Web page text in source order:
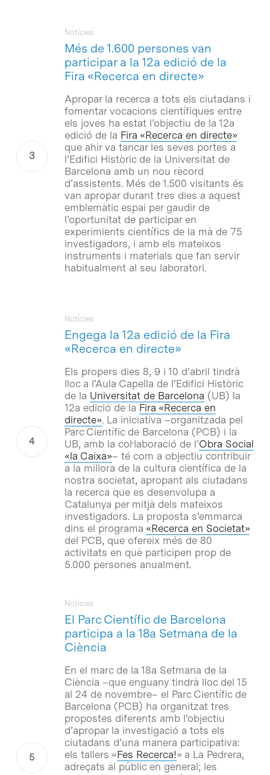
Més de 1.600 persones van
participar a la 12a edició de la
Fira «Recerca en directe»
Notícies
Apropar la recerca a tots els ciutadans i
fomentar vocacions científiques entre
els joves ha estat l’objectiu de la 12a
edició de la Fira «Recerca en directe»
que ahir va tancar les seves portes a
l’Edifici Històric de la Universitat de
Barcelona amb un nou rècord
d’assistents. Més de 1.500 visitants és
van apropar durant tres dies a aquest
emblemàtic espai per gaudir de
l’oportunitat de participar en
experimients científics de la mà de 75
investigadors, i amb els mateixos
instruments i materials que fan servir
habitualment al seu laboratori.
Engega la 12a edició de la Fira
«Recerca en directe»
Notícies
Els propers dies 8, 9 i 10 d’abril tindrà
lloc a l’Aula Capella de l’Edifici Històric
de la Universitat de Barcelona (UB) la
12a edició de la Fira «Recerca en
directe». La iniciativa –organitzada pel
Parc Científic de Barcelona (PCB) i la
UB, amb la col·laboració de l’Obra Social
«la Caixa»– té com a objectiu contribuir
a la millora de la cultura científica de la
nostra societat, apropant als ciutadans
la recerca que es desenvolupa a
Catalunya per mitjà dels mateixos
investigadors. La proposta s’emmarca
dins el programa «Recerca en Societat»
del PCB, que ofereix més de 80
activitats en què participen prop de
5.000 persones anualment.
El Parc Científic de Barcelona
participa a la 18a Setmana de la
Ciència
Notícies
En el marc de la 18a Setmana de la
Ciència –que enguany tindrà lloc del 15
al 24 de novembre– el Parc Científic de
Barcelona (PCB) ha organitzat tres
propostes diferents amb l’objectiu
d’apropar la investigació a tots els
ciutadans d’una manera participativa:
els tallers «Fes Recerca!» a La Pedrera,
adreçats al públic en general; les